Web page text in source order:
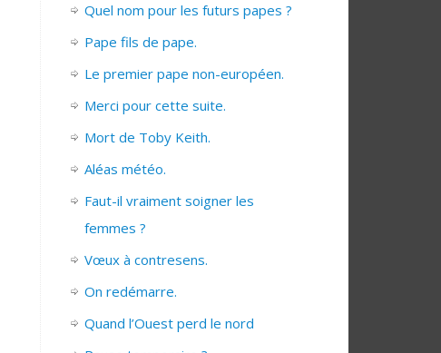
Quel nom pour les futurs papes ?
Pape fils de pape.
Le premier pape non-européen.
Merci pour cette suite.
Mort de Toby Keith.
Aléas météo.
Faut-il vraiment soigner les
femmes ?
Vœux à contresens.
On redémarre.
Quand l’Ouest perd le nord